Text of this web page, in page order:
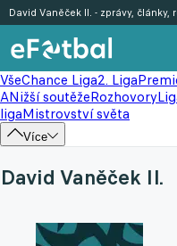
VšeChance Liga2. Liga
ANižší soutěžeRozhovory
ligaMistrovství světa
Více
David Vaněček II. - zprávy, články,
David Vaněček II.